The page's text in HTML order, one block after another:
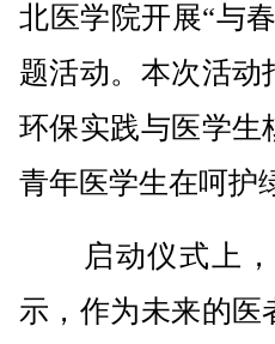
北医学院开展“与
题活动。本次活动
环保实践与医学生
青年医学生在呵护
启动仪式上，
示，作为未来的医